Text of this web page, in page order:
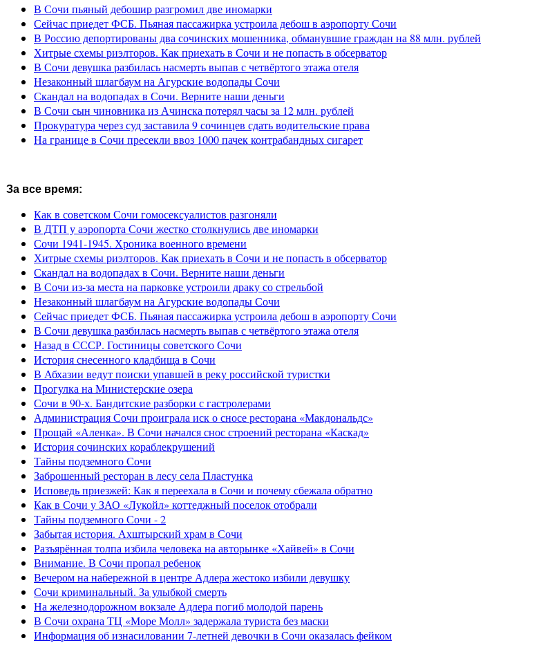
В Сочи пьяный дебошир разгромил две иномарки
Сейчас приедет ФСБ. Пьяная пассажирка устроила дебош в аэропорту Сочи
В Россию депортированы два сочинских мошенника, обманувшие граждан на 88 млн. рублей
Хитрые схемы риэлторов. Как приехать в Сочи и не попасть в обсерватор
В Сочи девушка разбилась насмерть выпав с четвёртого этажа отеля
Незаконный шлагбаум на Агурские водопады Сочи
Скандал на водопадах в Сочи. Верните наши деньги
В Сочи сын чиновника из Ачинска потерял часы за 12 млн. рублей
Прокуратура через суд заставила 9 сочинцев сдать водительские права
На границе в Сочи пресекли ввоз 1000 пачек контрабандных сигарет
За все время:
Как в советском Сочи гомосексуалистов разгоняли
В ДТП у аэропорта Сочи жестко столкнулись две иномарки
Сочи 1941-1945. Хроника военного времени
Хитрые схемы риэлторов. Как приехать в Сочи и не попасть в обсерватор
Скандал на водопадах в Сочи. Верните наши деньги
В Сочи из-за места на парковке устроили драку со стрельбой
Незаконный шлагбаум на Агурские водопады Сочи
Сейчас приедет ФСБ. Пьяная пассажирка устроила дебош в аэропорту Сочи
В Сочи девушка разбилась насмерть выпав с четвёртого этажа отеля
Назад в СССР. Гостиницы советского Сочи
История снесенного кладбища в Сочи
В Абхазии ведут поиски упавшей в реку российской туристки
Прогулка на Министерские озера
Сочи в 90-х. Бандитские разборки с гастролерами
Администрация Сочи проиграла иск о сносе ресторана «Макдональдс»
Прощай «Аленка». В Сочи начался снос строений ресторана «Каскад»
История сочинских кораблекрушений
Тайны подземного Сочи
Заброшенный ресторан в лесу села Пластунка
Исповедь приезжей: Как я переехала в Сочи и почему сбежала обратно
Как в Сочи у ЗАО «Лукойл» коттеджный поселок отобрали
Тайны подземного Сочи - 2
Забытая история. Ахштырский храм в Сочи
Разъярённая толпа избила человека на авторынке «Хайвей» в Сочи
Внимание. В Сочи пропал ребенок
Вечером на набережной в центре Адлера жестоко избили девушку
Сочи криминальный. За улыбкой смерть
На железнодорожном вокзале Адлера погиб молодой парень
В Сочи охрана ТЦ «Море Молл» задержала туриста без маски
Информация об изнасиловании 7-летней девочки в Сочи оказалась фейком